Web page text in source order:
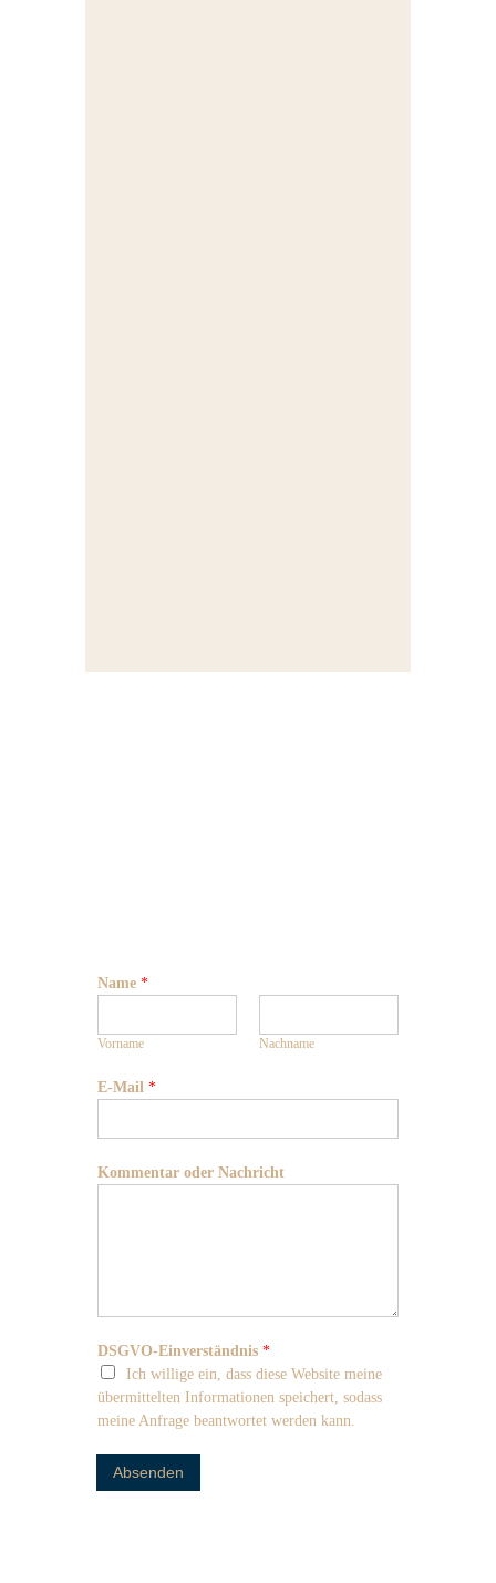
Name*
Vorname Nachname
E-Mail*
Kommentar oder Nachricht
DSGVO-Einverständnis*
Ich willige ein, dass diese Website meine
übermittelten Informationen speichert, sodass
meine Anfrage beantwortet werden kann.
Absenden